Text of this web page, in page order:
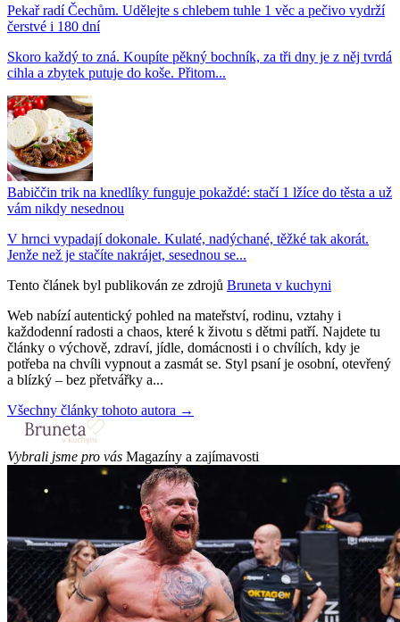
Pekař radí Čechům. Udělejte s chlebem tuhle 1 věc a pečivo vydrží
čerstvé i 180 dní
Skoro každý to zná. Koupíte pěkný bochník, za tři dny je z něj tvrdá
cihla a zbytek putuje do koše. Přitom...
Babiččin trik na knedlíky funguje pokaždé: stačí 1 lžíce do těsta a už
vám nikdy nesednou
V hrnci vypadají dokonale. Kulaté, nadýchané, těžké tak akorát.
Jenže než je stačíte nakrájet, sesednou se...
Tento článek byl publikován ze zdrojů Bruneta v kuchyni
Web nabízí autentický pohled na mateřství, rodinu, vztahy i
každodenní radosti a chaos, které k životu s dětmi patří. Najdete tu
články o výchově, zdraví, jídle, domácnosti i o chvílích, kdy je
potřeba na chvíli vypnout a zasmát se. Styl psaní je osobní, otevřený
a blízký – bez přetvářky a...
Všechny články tohoto autora →
Vybrali jsme pro vás Magazíny a zajímavosti